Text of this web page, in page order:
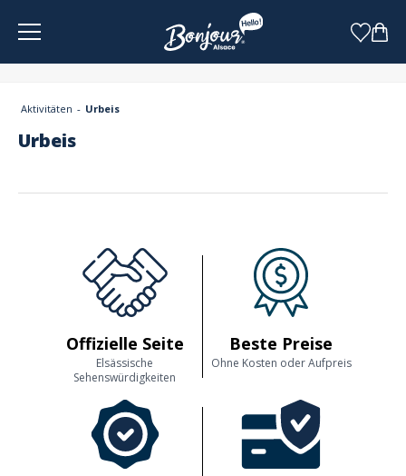
Aktivitäten Urbeis
Urbeis
Offizielle Seite
Elsässische
Sehenswürdigkeiten
Beste Preise
Ohne Kosten oder Aufpreis